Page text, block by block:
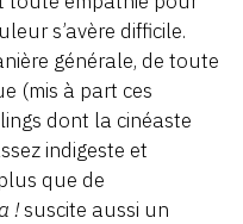
s’avère difficile.
générale, de toute
(mis à part ces
dont la cinéaste
indigeste et
que de
!suscite aussi un